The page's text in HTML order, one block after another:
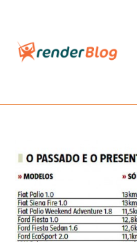
conteúdo